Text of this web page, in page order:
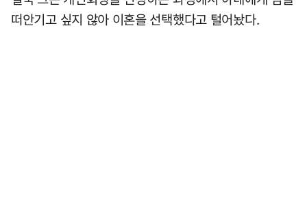
떠안기고 싶지 않아 이혼을 선택했다고 털어놨다.